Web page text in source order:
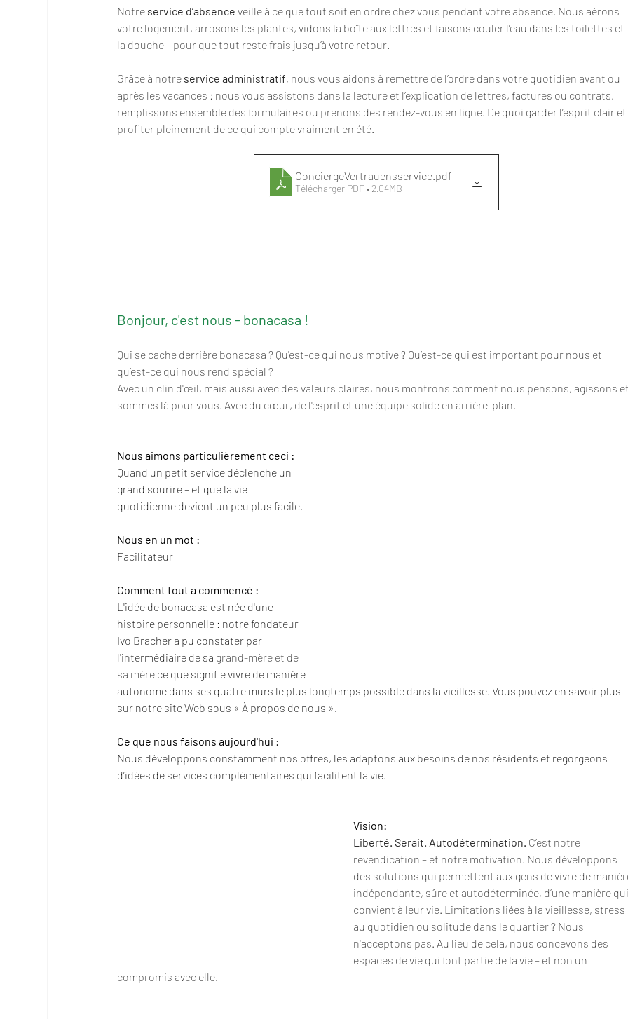
Notre service d’absence veille à ce que tout soit en ordre chez vous pendant votre absence. Nous aérons
votre logement, arrosons les plantes, vidons la boîte aux lettres et faisons couler l’eau dans les toilettes et
la douche – pour que tout reste frais jusqu’à votre retour.
Grâce à notre service administratif, nous vous aidons à remettre de l’ordre dans votre quotidien avant ou
après les vacances : nous vous assistons dans la lecture et l’explication de lettres, factures ou contrats,
remplissons ensemble des formulaires ou prenons des rendez-vous en ligne. De quoi garder l’esprit clair
profiter pleinement de ce qui compte vraiment en été.
ConciergeVertrauensservice.pdf
Télécharger PDF • 2.04MB
Bonjour, c'est nous - bonacasa !
Qui se cache derrière bonacasa ? Qu'est-ce qui nous motive ? Qu’est-ce qui est important pour nous et
qu’est-ce qui nous rend spécial ?
Avec un clin d'œil, mais aussi avec des valeurs claires, nous montrons comment nous pensons, agissons
sommes là pour vous. Avec du cœur, de l'esprit et une équipe solide en arrière-plan.
Nous aimons particulièrement ceci :
Quand un petit service déclenche un
grand sourire – et que la vie
quotidienne devient un peu plus facile.
Nous en un mot :
Facilitateur
Comment tout a commencé :
L'idée de bonacasa est née d'une
histoire personnelle : notre fondateur
Ivo Bracher a pu constater par
l'intermédiaire de sa grand-mère et de
sa mère ce que signifie vivre de manière
autonome dans ses quatre murs le plus longtemps possible dans la vieillesse. Vous pouvez en savoir plus
sur notre site Web sous « À propos de nous ».
Ce que nous faisons aujourd'hui :
Nous développons constamment nos offres, les adaptons aux besoins de nos résidents et regorgeons
d’idées de services complémentaires qui facilitent la vie.
Vision:
Liberté. Serait. Autodétermination. C’est notre
revendication – et notre motivation. Nous développons
des solutions qui permettent aux gens de vivre de
indépendante, sûre et autodéterminée, d’une manière
convient à leur vie. Limitations liées à la vieillesse, stress
au quotidien ou solitude dans le quartier ? Nous
n'acceptons pas. Au lieu de cela, nous concevons des
espaces de vie qui font partie de la vie – et non un
compromis avec elle.